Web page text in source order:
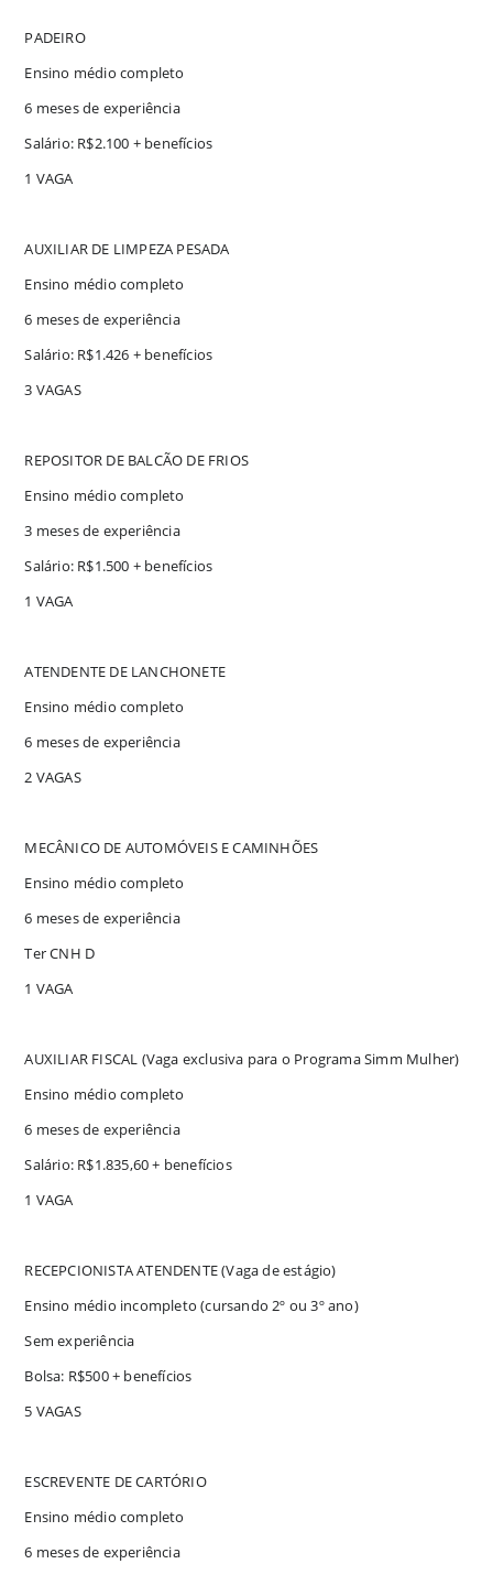
PADEIRO
Ensino médio completo
6 meses de experiência
Salário: R$2.100 + benefícios
1 VAGA
AUXILIAR DE LIMPEZA PESADA
Ensino médio completo
6 meses de experiência
Salário: R$1.426 + benefícios
3 VAGAS
REPOSITOR DE BALCÃO DE FRIOS
Ensino médio completo
3 meses de experiência
Salário: R$1.500 + benefícios
1 VAGA
ATENDENTE DE LANCHONETE
Ensino médio completo
6 meses de experiência
2 VAGAS
MECÂNICO DE AUTOMÓVEIS E CAMINHÕES
Ensino médio completo
6 meses de experiência
Ter CNH D
1 VAGA
AUXILIAR FISCAL (Vaga exclusiva para o Programa Simm Mulher)
Ensino médio completo
6 meses de experiência
Salário: R$1.835,60 + benefícios
1 VAGA
RECEPCIONISTA ATENDENTE (Vaga de estágio)
Ensino médio incompleto (cursando 2º ou 3º ano)
Sem experiência
Bolsa: R$500 + benefícios
5 VAGAS
ESCREVENTE DE CARTÓRIO
Ensino médio completo
6 meses de experiência